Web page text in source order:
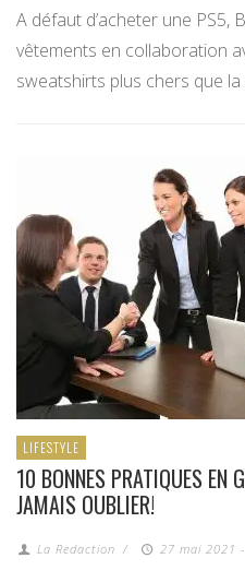
A défaut d’acheter une PS5,
vêtements en collaboration
sweatshirts plus chers que
LIFESTYLE
10 BONNES PRATIQUES EN
JAMAIS OUBLIER!
La Redaction / 27 mai 2021